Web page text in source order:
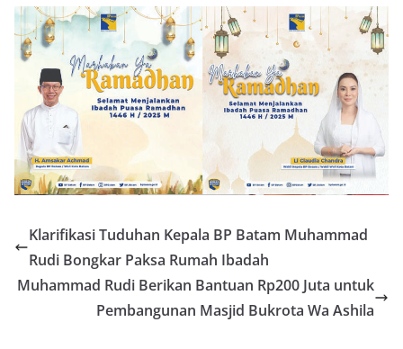
Klarifikasi Tuduhan Kepala BP Batam Muhammad
Rudi Bongkar Paksa Rumah Ibadah
Muhammad Rudi Berikan Bantuan Rp200 Juta untuk
Pembangunan Masjid Bukrota Wa Ashila